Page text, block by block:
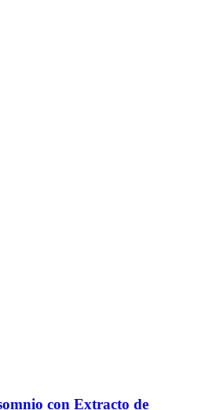
con Extracto de